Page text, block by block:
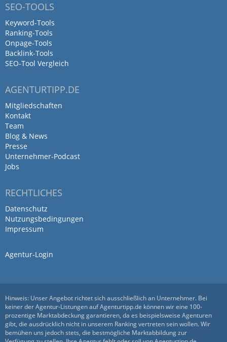
Webquantum gerne weiter. Für uns war
es eine sehr gute Investition, die den
gewünschten Effekt erzielt hat und wir
freuen uns auf eine weitere, gute
Zusammenarbeit. Vielen Dank und weiter
31. Oktober 2025
Mehr
von TreeSolution mit
WebQuantum…
Seit einigen Jahren arbeiten wir von
dass Mario und das Team mit Herzblut
Marketer sind und das Beste für den
Kunden wollen. Als erste Agentur haben
SEO-TOOLS
Keyword-Tools
Ranking-Tools
Onpage-Tools
Backlink-Tools
SEO-Tool Vergleich
AGENTURTIPP.DE
Mitgliedschaften
Kontakt
Team
Blog & News
Presse
Unternehmer-Podcast
Jobs
RECHTLICHES
Datenschutz
Nutzungsbedingungen
Impressum
Agentur-Login
Hinweis: Unser Angebot richtet sich ausschließlich an Unternehmer. Bei
keiner der Agentur-Listungen auf Agenturtipp.de können wir eine 100-
prozentige Marktabdeckung garantieren, da es beispielsweise Agenturen
gibt, die ausdrücklich nicht in unserem Ranking vertreten sein wollen. Wir
bemühen uns jedoch stets, die bestmögliche Marktabbildung zur